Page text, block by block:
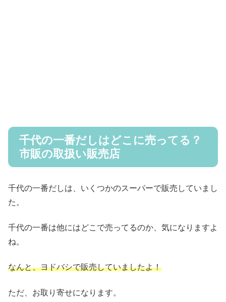
千代の一番だしはどこに売ってる？
市販の取扱い販売店
千代の一番だしは、いくつかのスーパーで販売していまし
た。
千代の一番は他にはどこで売ってるのか、気になりますよ
ね。
なんと、ヨドバシで販売していましたよ！
ただ、お取り寄せになります。